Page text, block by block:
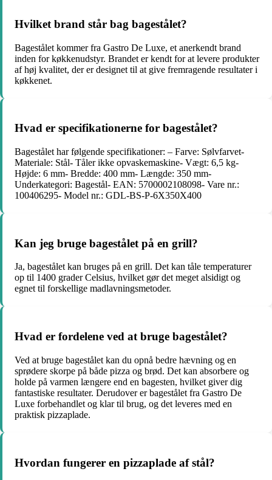
Hvilket brand står bag bagestålet?
Bagestålet kommer fra Gastro De Luxe, et anerkendt brand
inden for køkkenudstyr. Brandet er kendt for at levere produkter
af høj kvalitet, der er designet til at give fremragende resultater i
køkkenet.
Hvad er specifikationerne for bagestålet?
Bagestålet har følgende specifikationer: – Farve: Sølvfarvet-
Materiale: Stål- Tåler ikke opvaskemaskine- Vægt: 6,5 kg-
Højde: 6 mm- Bredde: 400 mm- Længde: 350 mm-
Underkategori: Bagestål- EAN: 5700002108098- Vare nr.:
100406295- Model nr.: GDL-BS-P-6X350X400
Kan jeg bruge bagestålet på en grill?
Ja, bagestålet kan bruges på en grill. Det kan tåle temperaturer
op til 1400 grader Celsius, hvilket gør det meget alsidigt og
egnet til forskellige madlavningsmetoder.
Hvad er fordelene ved at bruge bagestålet?
Ved at bruge bagestålet kan du opnå bedre hævning og en
sprødere skorpe på både pizza og brød. Det kan absorbere og
holde på varmen længere end en bagesten, hvilket giver dig
fantastiske resultater. Derudover er bagestålet fra Gastro De
Luxe forbehandlet og klar til brug, og det leveres med en
praktisk pizzaplade.
Hvordan fungerer en pizzaplade af stål?